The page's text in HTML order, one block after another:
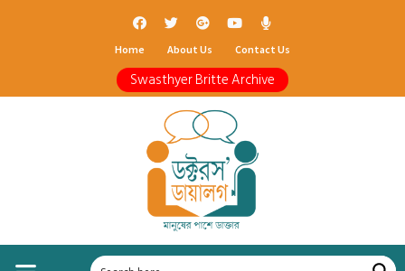
Home About Us Contact Us
Swasthyer Britte Archive